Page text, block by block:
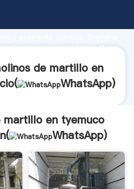
producción, fuerza de
tyemuco proveedor crea el
de martillo en
WhatsApp)
martillo en tyemuco
WhatsApp)